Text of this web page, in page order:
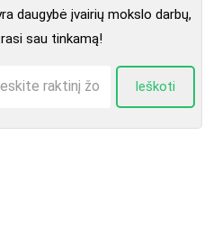
daugybė įvairių mokslo darbų,
sau tinkamą!
Ieškoti